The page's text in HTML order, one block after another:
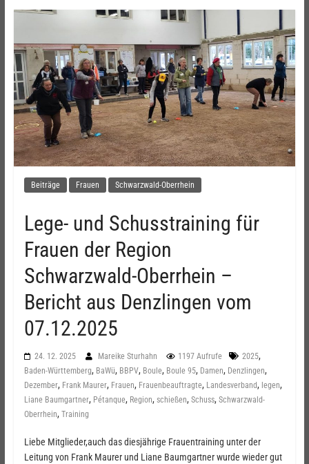
Beiträge Frauen Schwarzwald-Oberrhein
Lege- und Schusstraining für
Frauen der Region
Schwarzwald-Oberrhein –
Bericht aus Denzlingen vom
07.12.2025
24. 12. 2025 Mareike Sturhahn 1197 Aufrufe 2025,
Baden-Württemberg, BaWü, BBPV, Boule, Boule 95, Damen, Denzlingen,
Dezember, Frank Maurer, Frauen, Frauenbeauftragte, Landesverband, legen,
Liane Baumgartner, Pétanque, Region, schießen, Schuss, Schwarzwald-
Oberrhein, Training
Liebe Mitglieder,auch das diesjährige Frauentraining unter der
Leitung von Frank Maurer und Liane Baumgartner wurde wieder gut